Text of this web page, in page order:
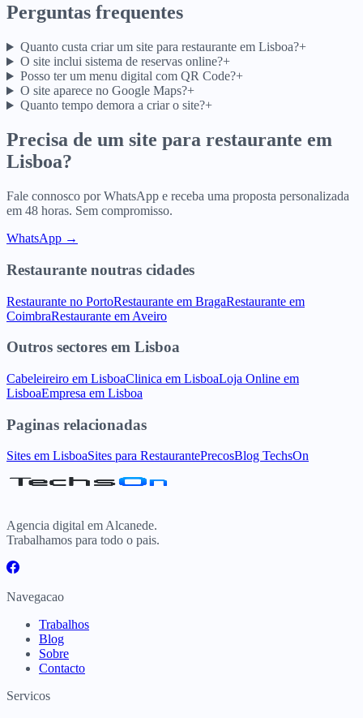
Perguntas frequentes
Quanto custa criar um site para restaurante em Lisboa?+
O site inclui sistema de reservas online?+
Posso ter um menu digital com QR Code?+
O site aparece no Google Maps?+
Quanto tempo demora a criar o site?+
Precisa de um site para restaurante em
Lisboa?
Fale connosco por WhatsApp e receba uma proposta personalizada
em 48 horas. Sem compromisso.
WhatsApp →
Restaurante noutras cidades
Restaurante no PortoRestaurante em BragaRestaurante em
CoimbraRestaurante em Aveiro
Outros sectores em Lisboa
Cabeleireiro em LisboaClinica em LisboaLoja Online em
LisboaEmpresa em Lisboa
Paginas relacionadas
Sites em LisboaSites para RestaurantePrecosBlog TechsOn
Agencia digital em Alcanede.
Trabalhamos para todo o pais.
Navegacao
Trabalhos
Blog
Sobre
Contacto
Servicos